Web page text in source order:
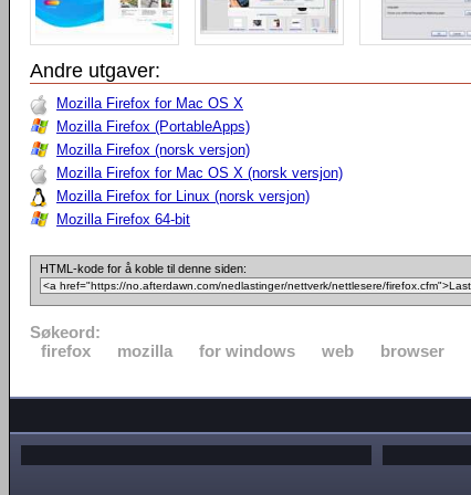
Andre utgaver:
Mozilla Firefox for Mac OS X
Mozilla Firefox (PortableApps)
Mozilla Firefox (norsk versjon)
Mozilla Firefox for Mac OS X (norsk versjon)
Mozilla Firefox for Linux (norsk versjon)
Mozilla Firefox 64-bit
HTML-kode for å koble til denne siden:
Søkeord:
firefox
mozilla for windows web browser